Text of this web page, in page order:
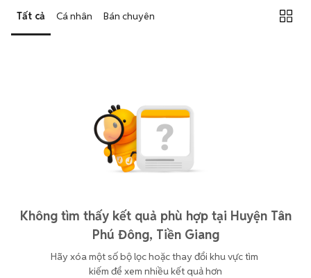
Tất cả Cá nhân Bán chuyên
Không tìm thấy kết quả phù hợp tại Huyện Tân
Phú Đông, Tiền Giang
Hãy xóa một số bộ lọc hoặc thay đổi khu vực tìm
kiếm để xem nhiều kết quả hơn